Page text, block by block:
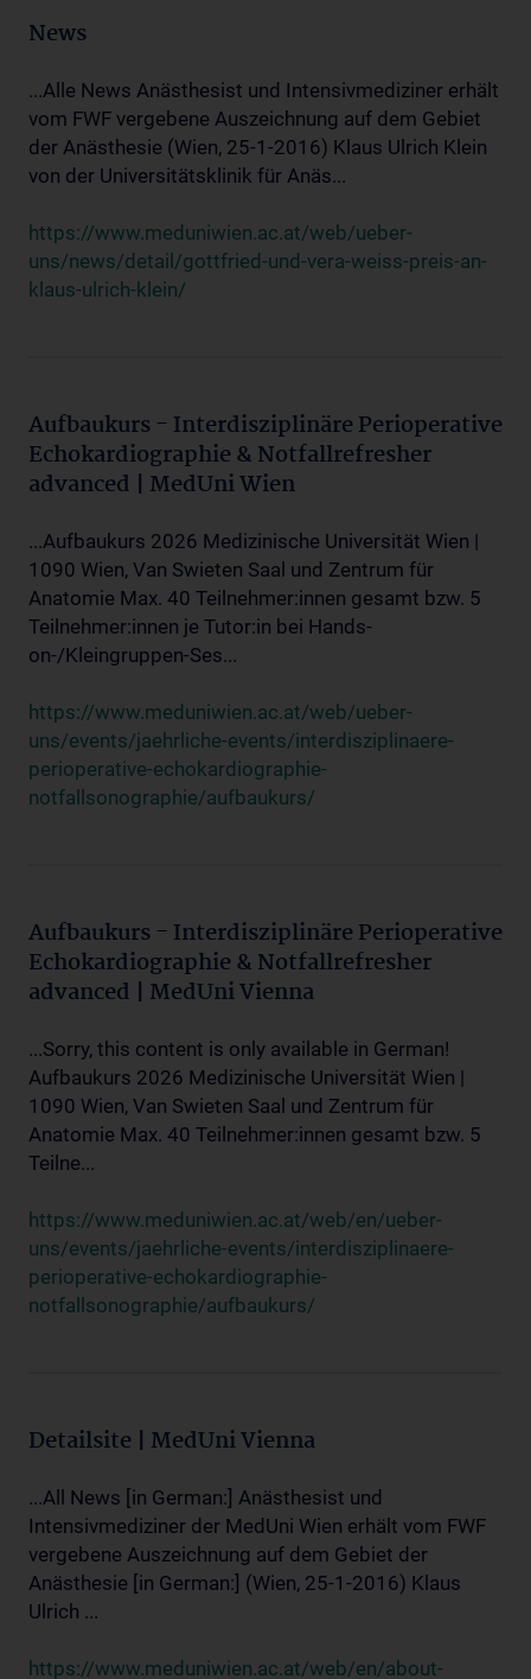
News
...Alle News Anästhesist und Intensivmediziner erhält
vom FWF vergebene Auszeichnung auf dem Gebiet
der Anästhesie (Wien, 25-1-2016) Klaus Ulrich Klein
von der Universitätsklinik für Anäs...
https://www.meduniwien.ac.at/web/ueber-
uns/news/detail/gottfried-und-vera-weiss-preis-an-
klaus-ulrich-klein/
Aufbaukurs - Interdisziplinäre Perioperative
Echokardiographie & Notfallrefresher
advanced | MedUni Wien
...Aufbaukurs 2026 Medizinische Universität Wien |
1090 Wien, Van Swieten Saal und Zentrum für
Anatomie Max. 40 Teilnehmer:innen gesamt bzw. 5
Teilnehmer:innen je Tutor:in bei Hands-
on-/Kleingruppen-Ses...
https://www.meduniwien.ac.at/web/ueber-
uns/events/jaehrliche-events/interdisziplinaere-
perioperative-echokardiographie-
notfallsonographie/aufbaukurs/
Aufbaukurs - Interdisziplinäre Perioperative
Echokardiographie & Notfallrefresher
advanced | MedUni Vienna
...Sorry, this content is only available in German!
Aufbaukurs 2026 Medizinische Universität Wien |
1090 Wien, Van Swieten Saal und Zentrum für
Anatomie Max. 40 Teilnehmer:innen gesamt bzw. 5
Teilne...
https://www.meduniwien.ac.at/web/en/ueber-
uns/events/jaehrliche-events/interdisziplinaere-
perioperative-echokardiographie-
notfallsonographie/aufbaukurs/
Detailsite | MedUni Vienna
...All News [in German:] Anästhesist und
Intensivmediziner der MedUni Wien erhält vom FWF
vergebene Auszeichnung auf dem Gebiet der
Anästhesie [in German:] (Wien, 25-1-2016) Klaus
Ulrich ...
https://www.meduniwien.ac.at/web/en/about-